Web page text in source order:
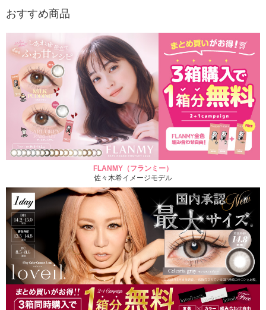
おすすめ商品
FLANMY（フランミー）
佐々木希イメージモデル